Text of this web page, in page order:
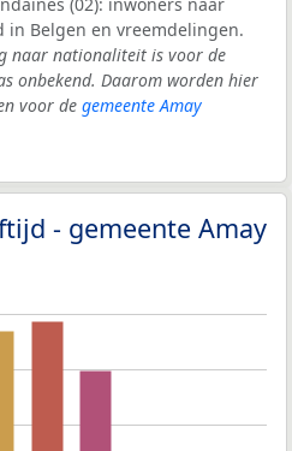
(02): inwoners naar
Belgen en vreemdelingen.
naar nationaliteit is voor de
onbekend. Daarom worden hier
voor de gemeente Amay
- gemeente Amay